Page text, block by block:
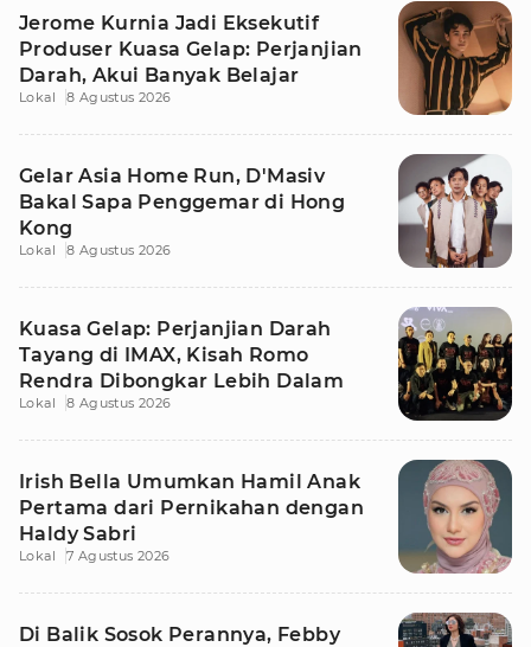
Jerome Kurnia Jadi Eksekutif
Produser Kuasa Gelap: Perjanjian
Darah, Akui Banyak Belajar
Lokal 8 Agustus 2026
Gelar Asia Home Run, D'Masiv
Bakal Sapa Penggemar di Hong
Kong
Lokal 8 Agustus 2026
Kuasa Gelap: Perjanjian Darah
Tayang di IMAX, Kisah Romo
Rendra Dibongkar Lebih Dalam
Lokal 8 Agustus 2026
Irish Bella Umumkan Hamil Anak
Pertama dari Pernikahan dengan
Haldy Sabri
Lokal 7 Agustus 2026
Di Balik Sosok Perannya, Febby